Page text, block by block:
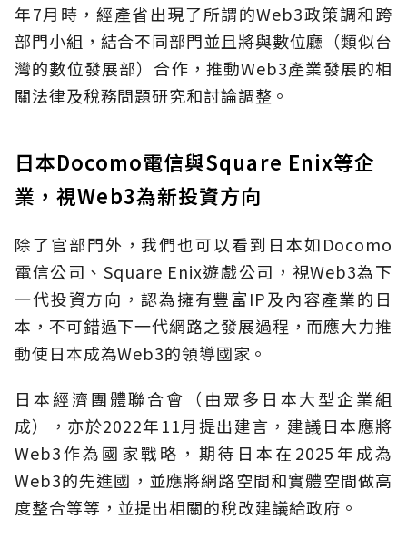
年7月時，經產省出現了所謂的Web3政策調和跨
部門小組，結合不同部門並且將與數位廳（類似台
灣的數位發展部）合作，推動Web3產業發展的相
關法律及稅務問題研究和討論調整。
日本Docomo電信與Square Enix等企
業，視Web3為新投資方向
除了官部門外，我們也可以看到日本如Docomo
電信公司、Square Enix遊戲公司，視Web3為下
一代投資方向，認為擁有豐富IP及內容產業的日
本，不可錯過下一代網路之發展過程，而應大力推
動使日本成為Web3的領導國家。
日本經濟團體聯合會（由眾多日本大型企業組
成），亦於2022年11月提出建言，建議日本應將
Web3作為國家戰略，期待日本在2025年成為
Web3的先進國，並應將網路空間和實體空間做高
度整合等等，並提出相關的稅改建議給政府。